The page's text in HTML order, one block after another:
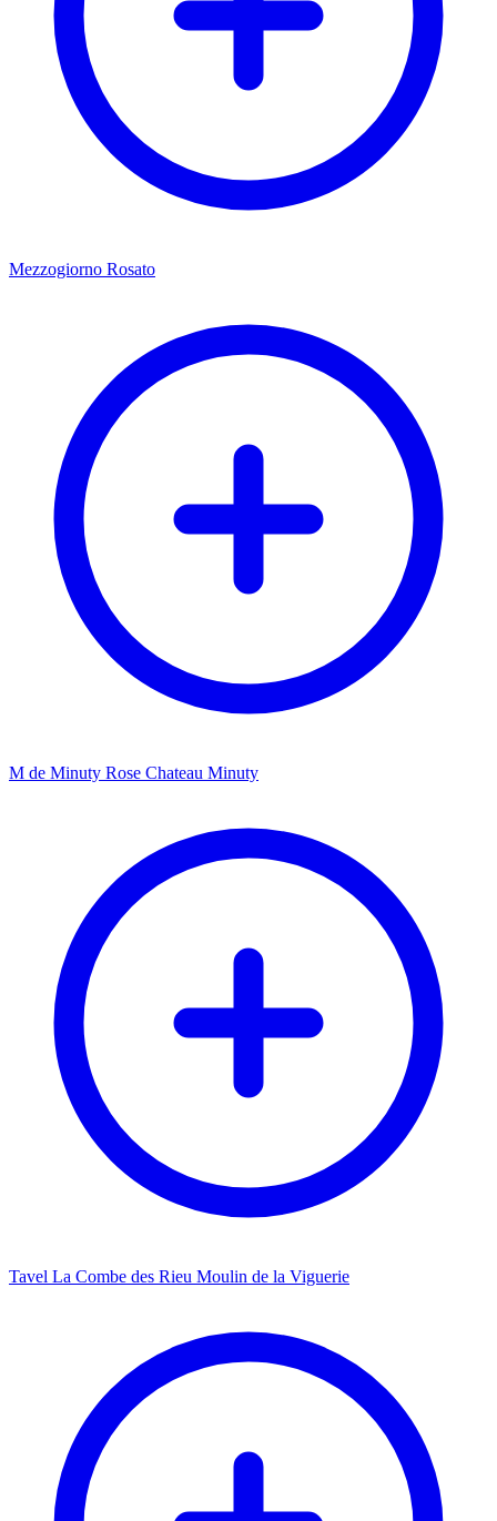
Mezzogiorno Rosato
M de Minuty Rose Chateau Minuty
Tavel La Combe des Rieu Moulin de la Viguerie